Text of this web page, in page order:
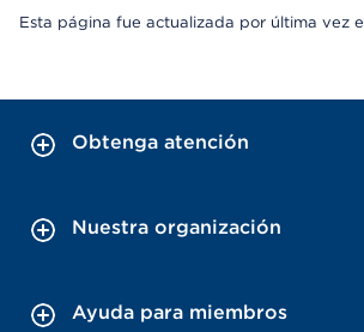
Esta página fue actualizada por última vez
Obtenga atención
Nuestra organización
Ayuda para miembros